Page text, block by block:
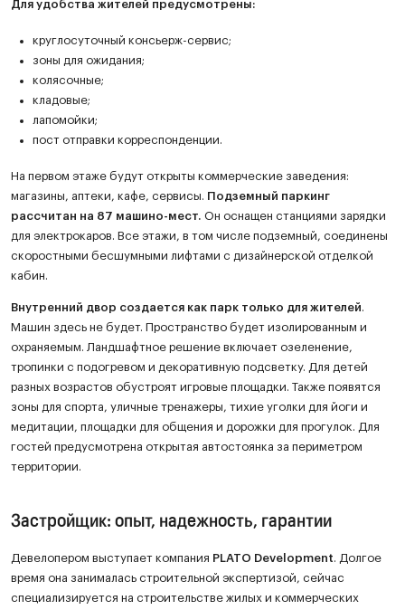
Для удобства жителей предусмотрены:
круглосуточный консьерж-сервис;
зоны для ожидания;
колясочные;
кладовые;
лапомойки;
пост отправки корреспонденции.
На первом этаже будут открыты коммерческие заведения:
магазины, аптеки, кафе, сервисы. Подземный паркинг
рассчитан на 87 машино-мест. Он оснащен станциями зарядки
для электрокаров. Все этажи, в том числе подземный, соединены
скоростными бесшумными лифтами с дизайнерской отделкой
кабин.
Внутренний двор создается как парк только для жителей
Машин здесь не будет. Пространство будет изолированным и
охраняемым. Ландшафтное решение включает озеленение,
тропинки с подогревом и декоративную подсветку. Для детей
разных возрастов обустроят игровые площадки. Также появятся
зоны для спорта, уличные тренажеры, тихие уголки для йоги и
медитации, площадки для общения и дорожки для прогулок. Для
гостей предусмотрена открытая автостоянка за периметром
территории.
Застройщик: опыт, надежность, гарантии
Девелопером выступает компания PLATO Development . Долгое
время она занималась строительной экспертизой, сейчас
специализируется на строительстве жилых и коммерческих